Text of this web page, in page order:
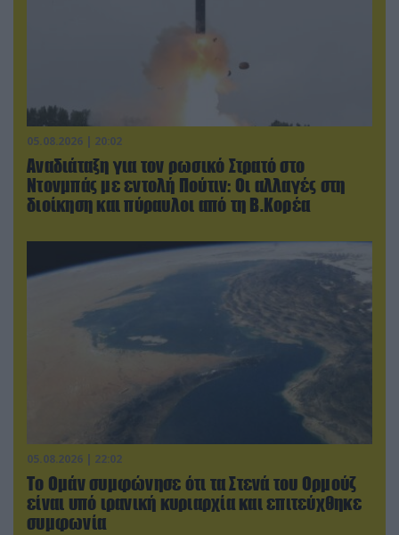
05.08.2026 | 20:02
Αναδιάταξη για τον ρωσικό Στρατό στο
Ντονμπάς με εντολή Πούτιν: Οι αλλαγές στη
διοίκηση και πύραυλοι από τη Β.Κορέα
05.08.2026 | 22:02
Το Ομάν συμφώνησε ότι τα Στενά του Ορμούζ
είναι υπό ιρανική κυριαρχία και επιτεύχθηκε
συμφωνία